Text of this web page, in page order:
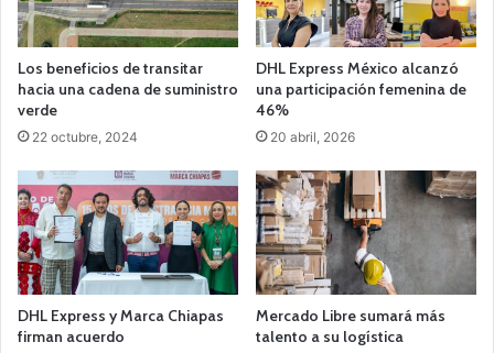
Los beneficios de transitar
hacia una cadena de suministro
verde
22 octubre, 2024
DHL Express México alcanzó
una participación femenina de
46%
20 abril, 2026
DHL Express y Marca Chiapas
firman acuerdo
Mercado Libre sumará más
talento a su logística